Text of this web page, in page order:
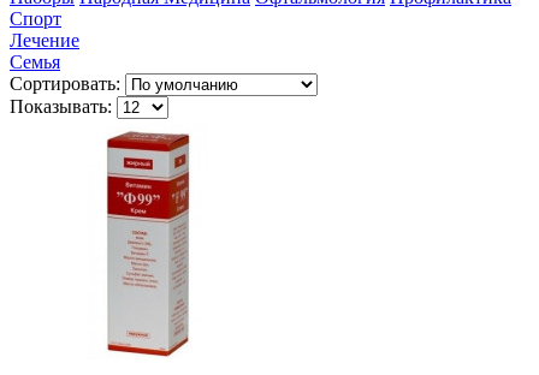
Спорт
Лечение
Семья
Сортировать:
Показывать: